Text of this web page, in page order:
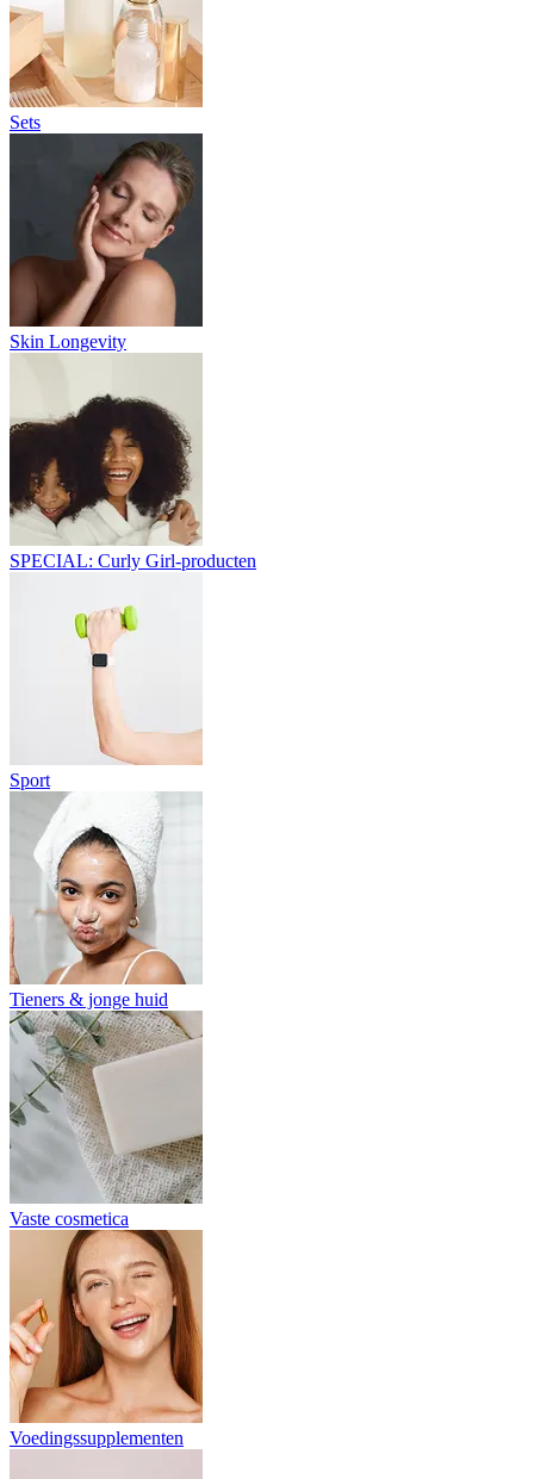
Sets
Skin Longevity
SPECIAL: Curly Girl-producten
Sport
Tieners & jonge huid
Vaste cosmetica
Voedingssupplementen